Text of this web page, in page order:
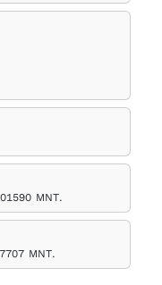
MNT.
MNT.